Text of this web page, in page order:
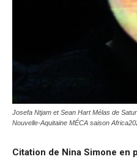
Josefa Ntjam et Sean Hart Mélas de
Nouvelle-Aquitaine MÉCA saison
Citation de Nina Simone en